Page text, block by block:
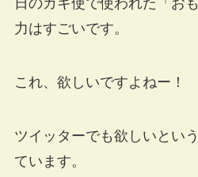
力はすごいです。
これ、欲しいですよねー！
ツイッターでも欲しいとい
ています。